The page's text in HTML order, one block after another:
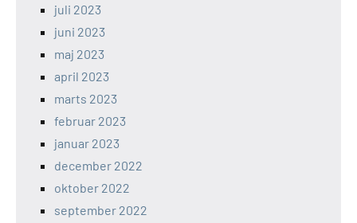
juli 2023
juni 2023
maj 2023
april 2023
marts 2023
februar 2023
januar 2023
december 2022
oktober 2022
september 2022